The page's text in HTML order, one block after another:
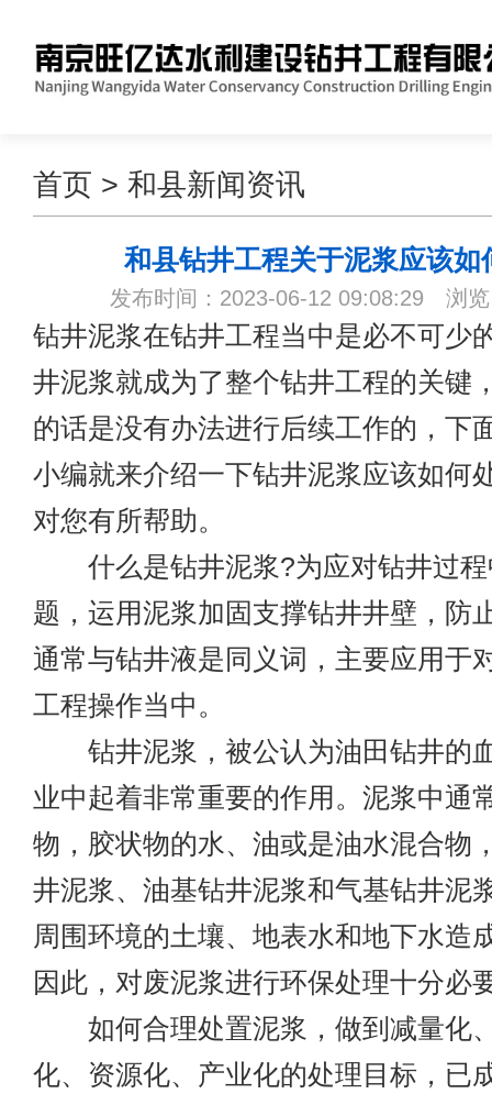
首页 > 和县新闻资讯
和县钻井工程关于泥浆应该如
发布时间：2023-06-12 09:08:29 浏览
钻井泥浆在钻井工程当中是必不可少
井泥浆就成为了整个钻井工程的关键
的话是没有办法进行后续工作的，下
小编就来介绍一下钻井泥浆应该如何
对您有所帮助。
什么是钻井泥浆?为应对钻井过程
题，运用泥浆加固支撑钻井井壁，防
通常与钻井液是同义词，主要应用于
工程操作当中。
钻井泥浆，被公认为油田钻井的
业中起着非常重要的作用。泥浆中通
物，胶状物的水、油或是油水混合物
井泥浆、油基钻井泥浆和气基钻井泥
周围环境的土壤、地表水和地下水造
因此，对废泥浆进行环保处理十分必
如何合理处置泥浆，做到减量化
化、资源化、产业化的处理目标，已